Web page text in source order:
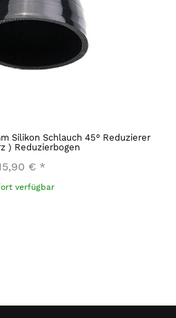
Silikon Schlauch 45° Reduzierer
) Reduzierbogen
€ *
verfügbar